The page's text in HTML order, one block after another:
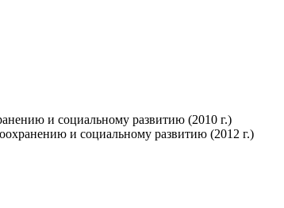
и социальному развитию (2010 г.)
и социальному развитию (2012 г.)